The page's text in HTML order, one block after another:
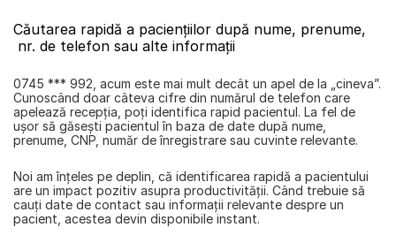
Căutarea rapidă a pacienţiilor după nume, prenume,
nr. de telefon sau alte informaţii
0745 *** 992, acum este mai mult decât un apel de la „cineva”.
Cunoscând doar câteva cifre din numărul de telefon care
apelează recepţia, poţi identifica rapid pacientul. La fel de
uşor să găseşti pacientul în baza de date după nume,
prenume, CNP, număr de înregistrare sau cuvinte relevante.
Noi am înţeles pe deplin, că identificarea rapidă a pacientului
are un impact pozitiv asupra productivităţii. Când trebuie să
cauţi date de contact sau informaţii relevante despre un
pacient, acestea devin disponibile instant.